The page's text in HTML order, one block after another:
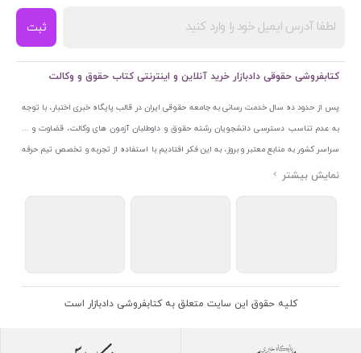
ثبت
کتابفروشی حقوقی دادبازار خرید آنلاین و اینترنتی کتاب حقوق و وکالت
پس از حدود ده سال خدمت رسانی به جامعه حقوقی ایران در قالب پایگاه خبری اختبار، با توجه
به عدم تناسب دسترسی دانشجویان رشته حقوق و داوطلبان آزمون های وکالت، قضاوت و ...
سراسر کشور به منابع معتبر و بروز، به این فکر افتادیم با استفاده از تجربه و تخصص تیم حرفه
ای اختبار خدمتی جدید به جامعه حقوقی ایران ارائه کنیم. به این منظور با راه اندازی و تجهیز
اتحادیه ناشران و کتابفروشان تهران به منظور ارائه مطمئن ترین خدمات مجموعه بسیار کامل و
معتبری از کتاب های حقوقی را به علاقمندان عرضه کرده ایم. علاوه بر این با بهره گیری از فناوری
کلیه حقوق این سایت متعلق به کتابفروشی دادبازار است